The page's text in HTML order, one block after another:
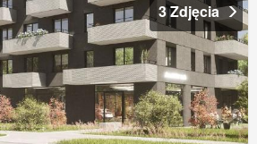
3 Zdjęcia